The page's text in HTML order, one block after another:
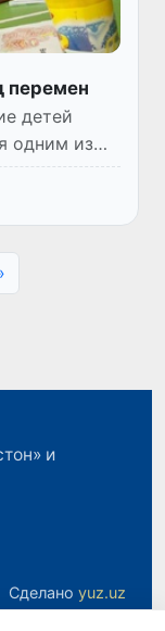
перемен
детей
одним из
В
реформ...
и
Сделано yuz.uz